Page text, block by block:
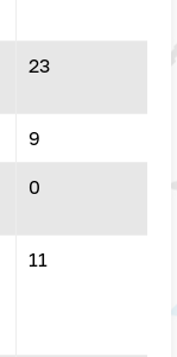
23
9
0
11